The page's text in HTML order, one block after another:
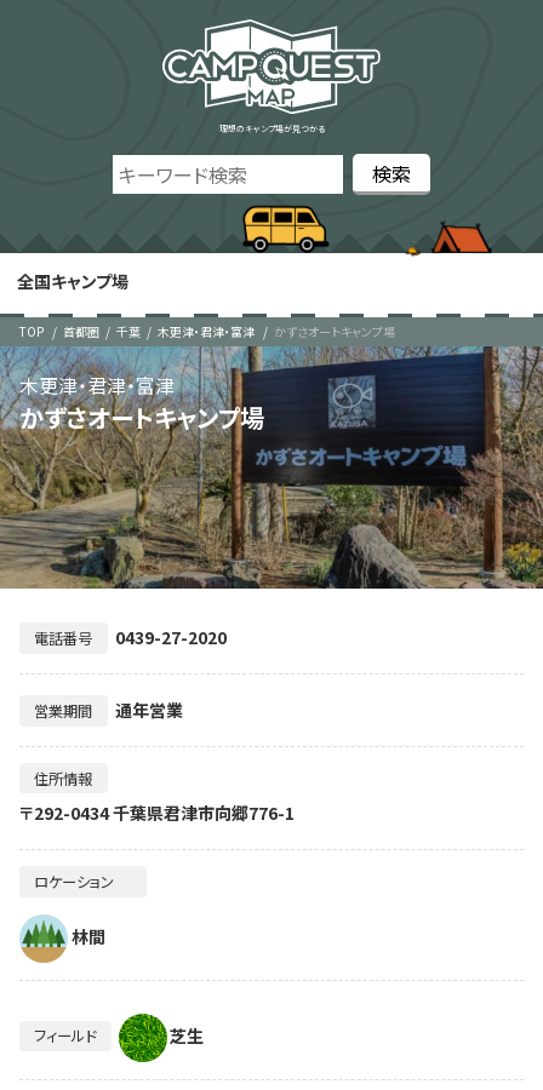
理想のキャンプ場が見つかる
全国キャンプ場
TOP 首都圏 千葉 木更津・君津・富津 かずさオートキャンプ場
かずさオートキャンプ場
木更津・君津・富津
電話番号 0439-27-2020
営業期間 通年営業
住所情報
〒292-0434 千葉県君津市向郷776-1
ロケーション
林間
フィールド 芝生